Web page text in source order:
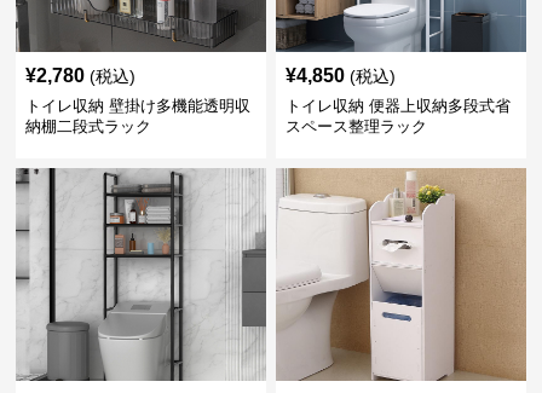
¥2,780 (税込)
トイレ収納 壁掛け多機能透明収
納棚二段式ラック
¥4,850 (税込)
トイレ収納 便器上収納多段式省
スペース整理ラック